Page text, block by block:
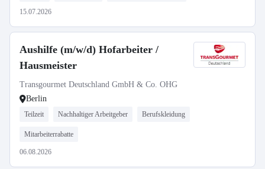
15.07.2026
Aushilfe (m/w/d) Hofarbeiter /
Hausmeister
Transgourmet Deutschland GmbH & Co. OHG
Berlin
Teilzeit Nachhaltiger Arbeitgeber Berufskleidung
Mitarbeiterrabatte
06.08.2026